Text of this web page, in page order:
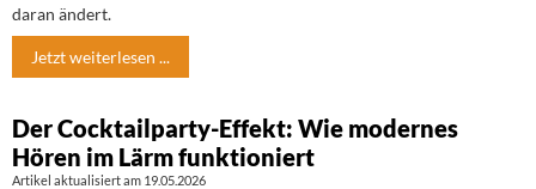
daran ändert.
Jetzt weiterlesen ...
Der Cocktailparty-Effekt: Wie modernes
Hören im Lärm funktioniert
Artikel aktualisiert am 19.05.2026